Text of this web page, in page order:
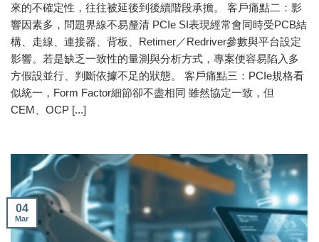
來的不確定性，往往被延後到後續階段承擔。 客戶痛點二：影
響因素多，問題界線不易釐清 PCIe SI表現經常會同時受PCB結
構、走線、連接器、背板、Retimer／Redriver參數與平台設定
影響。若是缺乏一致性的量測與分析方式，專案便容易陷入多
方假設並行、判斷依據不足的狀態。 客戶痛點三：PCIe規格看
似統一，Form Factor細節卻不盡相同 雖然協定一致，但
CEM、OCP [...]
04
Mar